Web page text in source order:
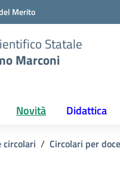
Merito
Statale
Marconi
Novità Didattica
circolari Circolari per